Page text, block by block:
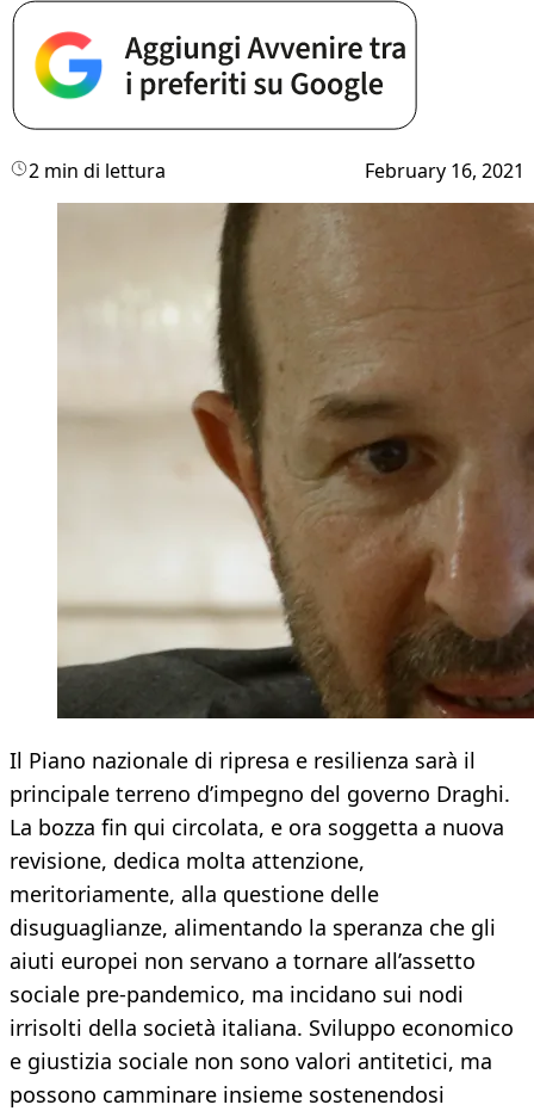
2 min di lettura February 16, 2021
Il Piano nazionale di ripresa e resilienza sarà il
principale terreno d’impegno del governo Draghi.
La bozza fin qui circolata, e ora soggetta a nuova
revisione, dedica molta attenzione,
meritoriamente, alla questione delle
disuguaglianze, alimentando la speranza che gli
aiuti europei non servano a tornare all’assetto
sociale pre-pandemico, ma incidano sui nodi
irrisolti della società italiana. Sviluppo economico
e giustizia sociale non sono valori antitetici, ma
possono camminare insieme sostenendosi